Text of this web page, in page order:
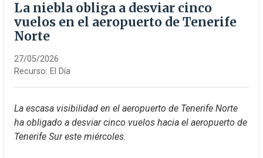
La niebla obliga a desviar cinco
vuelos en el aeropuerto de Tenerife
Norte
27/05/2026
Recurso: El Día
La escasa visibilidad en el aeropuerto de Tenerife Norte
ha obligado a desviar cinco vuelos hacia el aeropuerto de
Tenerife Sur este miércoles.